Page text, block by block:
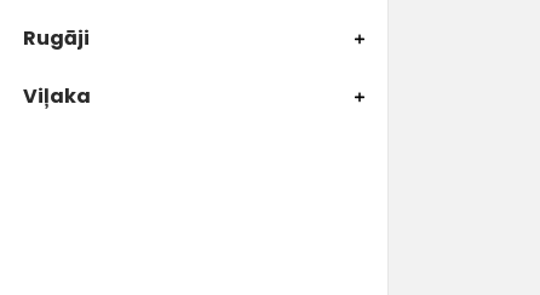
Rugāji
Viļaka